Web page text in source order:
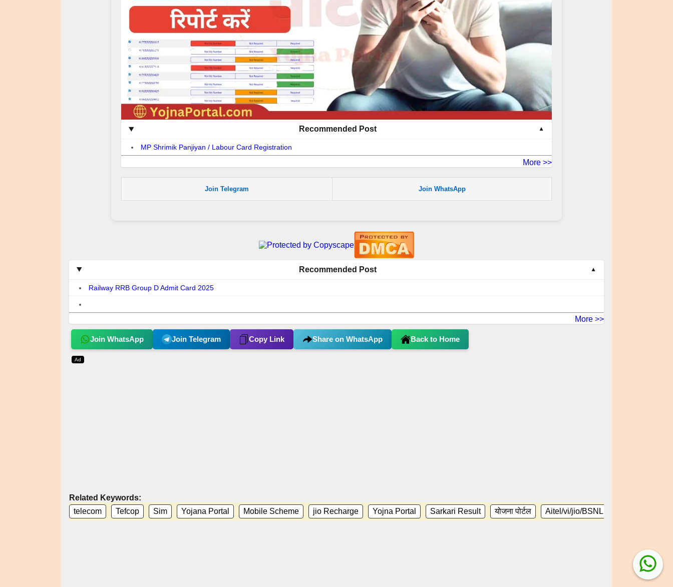
Recommended Post
MP Shrimik Panjiyan / Labour Card Registration
More >>
Join Telegram Join WhatsApp
Recommended Post
Railway RRB Group D Admit Card 2025
More >>
Join WhatsApp Join Telegram Copy Link Share on WhatsApp Back to Home
Ad
Related Keywords:
telecom
Tefcop Sim Yojana Portal Mobile Scheme jio Recharge Yojna Portal Sarkari Result योजना पोर्टल Aitel/vi/jio/BSNL